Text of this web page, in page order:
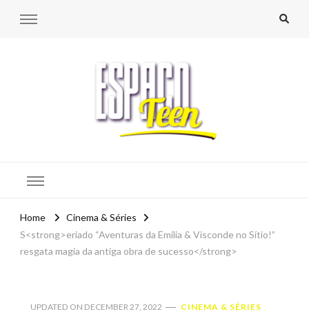
Home
Cinema & Séries
S<strong>eriado “Aventuras da Emília & Visconde no Sítio!”
resgata magia da antiga obra de sucesso</strong>
UPDATED ON DECEMBER 27, 2022 CINEMA & SÉRIES